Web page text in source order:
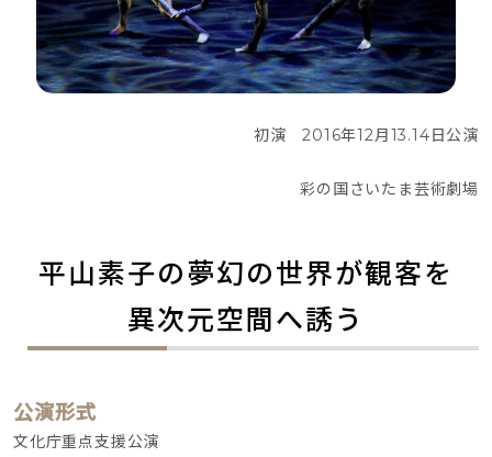
初演　2016年12月13.14日公演
彩の国さいたま芸術劇場
平山素子の夢幻の世界が観客を
異次元空間へ誘う
公演形式
文化庁重点支援公演